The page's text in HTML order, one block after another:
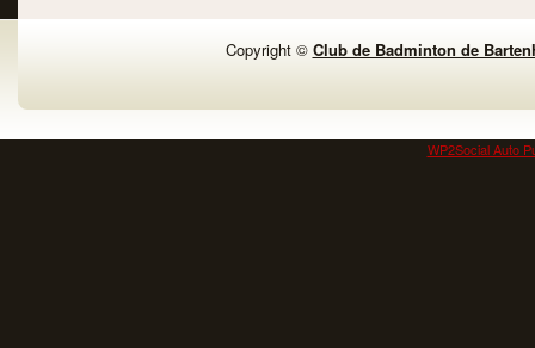
Copyright © Club de Badminton de
WP2Social Auto